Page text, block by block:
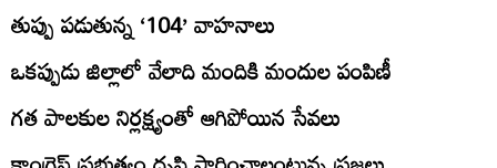
తుప్పు పడుతున్న ‘104’ వాహనాలు
ఒకప్పుడు జిల్లాలో వేలాది మందికి మందుల పంపిణీ
గత పాలకుల నిర్లక్ష్యంతో ఆగిపోయిన సేవలు